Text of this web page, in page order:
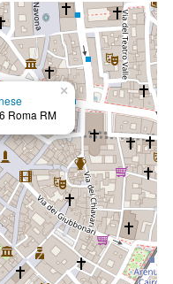
×
Roma RM